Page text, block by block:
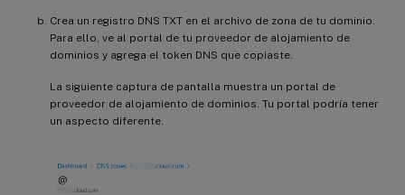
Crea un registro DNS TXT en el archivo de zona de tu dominio.
Para ello, ve al portal de tu proveedor de alojamiento de
dominios y agrega el token DNS que copiaste.
La siguiente captura de pantalla muestra un portal de
proveedor de alojamiento de dominios. Tu portal podría tener
un aspecto diferente.